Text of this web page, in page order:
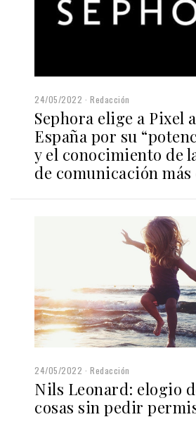
24/05/2022 Redacción
Sephora elige a Pixel
España por su
y el conocimiento de
de comunicación más
24/05/2022 Redacción
Nils Leonard: elogio
cosas sin pedir